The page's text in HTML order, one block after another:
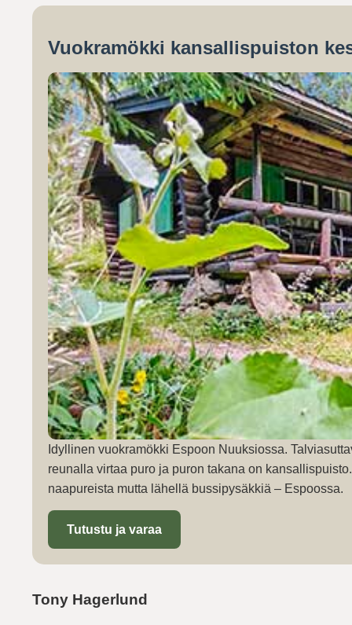
Vuokramökki kansallispuiston
Idyllinen vuokramökki Espoon Nuuksiossa.
reunalla virtaa puro ja puron takana on
naapureista mutta lähellä bussipysäkkiä – Espoossa.
Tutustu ja varaa
Tony Hagerlund